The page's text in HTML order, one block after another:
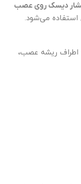
دیسک روی عصب
استفاده می‌شود.
اطراف ریشه عصب،